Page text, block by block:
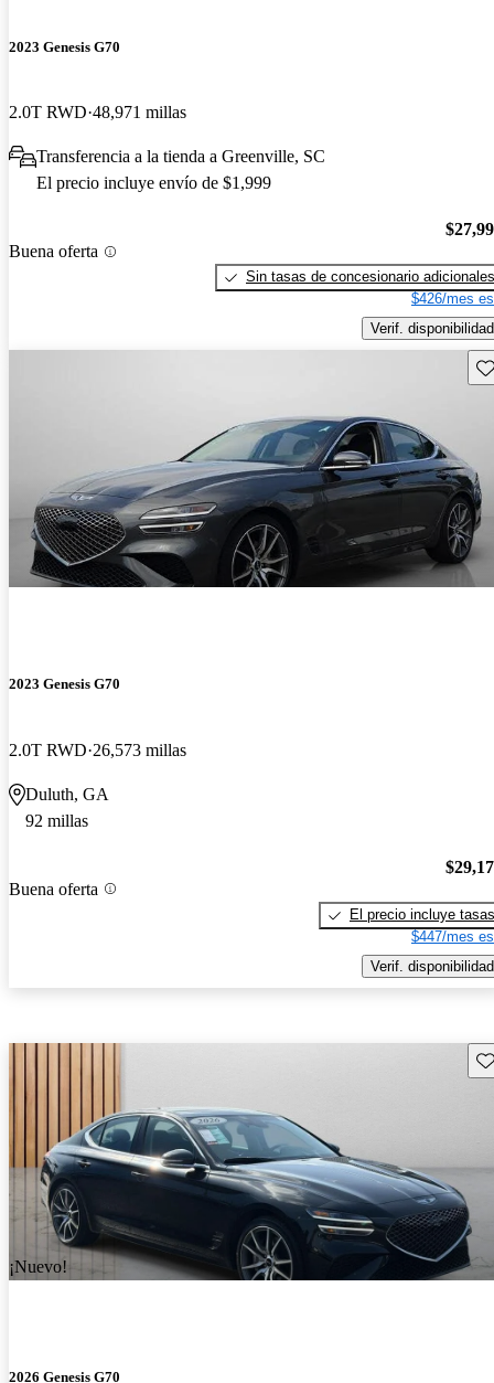
2023 Genesis G70
2.0T RWD 48,971 millas
Transferencia a la tienda a Greenville, SC
El precio incluye envío de $1,999
Buena oferta
Sin tasas de concesionario adicionales
$426/mes
Verif. disponibilidad
2023 Genesis G70
2.0T RWD 26,573 millas
Duluth, GA
92 millas
Buena oferta
El precio incluye tasas
$447/mes
Verif. disponibilidad
¡Nuevo!
2026 Genesis G70